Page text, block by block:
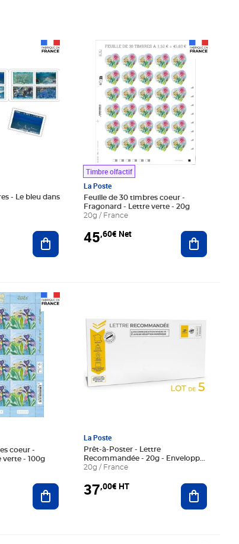
- Le bleu dans
Ajouter au panier
Timbre olfactif
La Poste
Feuille de 30 timbres coeur -
Fragonard - Lettre verte - 20g
20g / France
45,60€ Net
Prix 45,60€ Net
Ajouter
coeur -
verte - 100g
Ajouter au panier
La Poste
Prêt-à-Poster - Lettre
Recommandée - 20g - Enveloppes
en lot de 5
20g / France
37,00€ HT Ajouter